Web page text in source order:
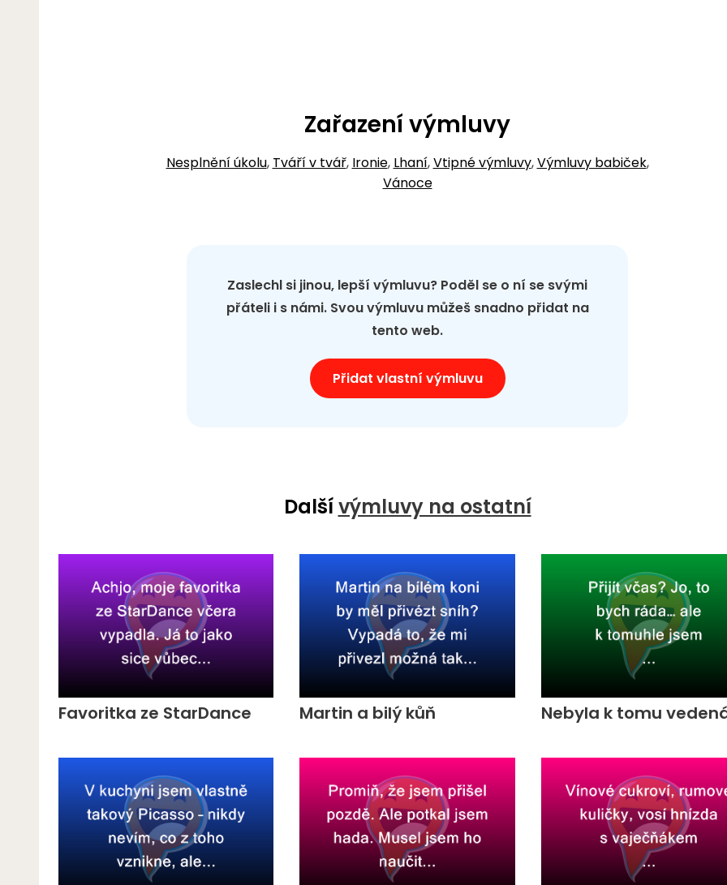
Zařazení výmluvy
Nesplnění úkolu, Tváří v tvář, Ironie, Lhaní,Vtipné výmluvy,Výmluvy babiček,
Vánoce
Zaslechl si jinou, lepší výmluvu? Poděl se o ní se svými
přáteli i s námi. Svou výmluvu můžeš snadno přidat na
tento web.
Přidat vlastní výmluvu
Dalšívýmluvy na ostatní
Favoritka ze StarDance Martin a bilý kůň Nebyla k tomu